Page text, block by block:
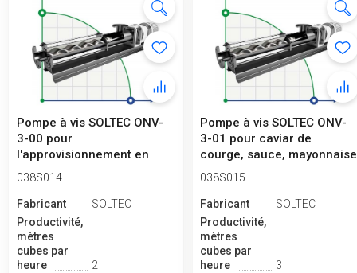
Pompe à vis SOLTEC ONV-
3-00 pour
l'approvisionnement en
produits primaires ba...
038S014
Fabricant
SOLTEC
Productivité,
mètres
cubes par
heure
2
Pompe à vis SOLTEC ONV-
3-01 pour caviar de
courge, sauce, mayonnaise
038S015
Fabricant
SOLTEC
Productivité,
mètres
cubes par
heure
3